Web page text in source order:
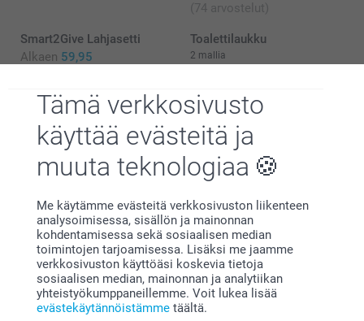
Tämä verkkosivusto
käyttää evästeitä ja
muuta teknologiaa
Me käytämme evästeitä verkkosivuston liikenteen
analysoimisessa, sisällön ja mainonnan
kohdentamisessa sekä sosiaalisen median
toimintojen tarjoamisessa. Lisäksi me jaamme
verkkosivuston käyttöäsi koskevia tietoja
sosiaalisen median, mainonnan ja analytiikan
yhteistyökumppaneillemme. Voit lukea lisää
evästekäytännöistämme täältä.
(74 arvostelut)
Smart2Give Lahjasetti
Alkaen 59,95
Toalettilaukku
2 mallia
(1 arvostelut)
Miksismartphoto?